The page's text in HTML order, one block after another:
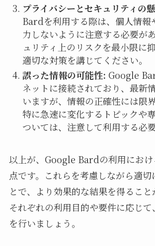
プライバシーとセキュリティの
Bardを利用する際は、個人情報
力しないように注意する必要が
ュリティ上のリスクを最小限に
適切な対策を講じてください。
誤った情報の可能性: Google
ネットに接続されており、最新
いますが、情報の正確性には限
特に急速に変化するトピックや
ついては、注意して利用する必
以上が、Google Bardの利用におけ
点です。これらを考慮しながら適切
とで、より効果的な結果を得ること
それぞれの利用目的や要件に応じ
を行いましょう。